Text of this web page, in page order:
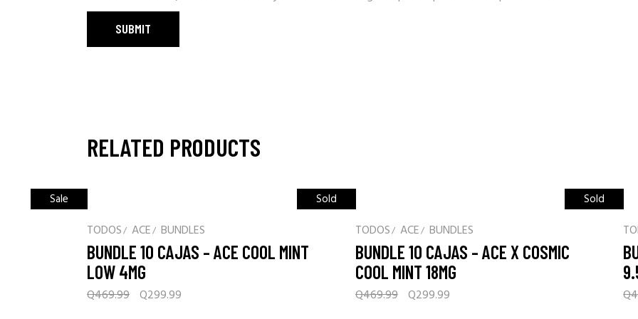
RELATED PRODUCTS
Sale
TODOS ACE BUNDLES
BUNDLE 10 CAJAS – ACE COOL MINT
LOW 4MG
Q469.99 Original
price
Q299.99
Sale
Sold
TODOS ACE BUNDLES
BUNDLE 10 CAJAS – ACE X COSMIC
COOL MINT 18MG
Q469.99 Original
price
Q299.99Current
price
Sale
Sold
Q